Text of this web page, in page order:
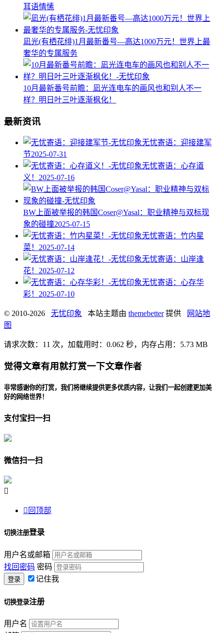
耳语情愫
凪光(有栖花绯)1月最新番号—高达1000万元！世界上最
奢华的专属服务
10月最新番号前瞻：凪光连电车的画风也和别人不一
样？明日叶三叶逐渐枫化！
最新资讯
无忧寄语：迎接建军
节2025-07-31
无忧寄语：心存道
义！ 2025-07-16
BW上面被举报的韩国Coser@Yasal：职业精神与双标现
象的碰撞​2025-07-15
无忧寄语：竹内星
菜！ 2025-07-14
无忧寄语：山岸逢
花！ 2025-07-12
无忧寄语：心存华
彩！ 2025-07-10
© 2010-2026 无忧印象 本站主题由 themebetter提供
网站地
图
请求次数：11 次，加载用时：0.062 秒，内存占用：5.73 MB
觉得文章有用就打赏一下文章作者
非常感谢你的打赏，我们将继续提供更多优质内容，让我们一起创建更加美
好的网络世界！
支付宝扫一扫
微信扫一扫

 回顶部
切换注册登录
用户名或邮箱
找回密码 密码
记住我
切换登录注册
用户名